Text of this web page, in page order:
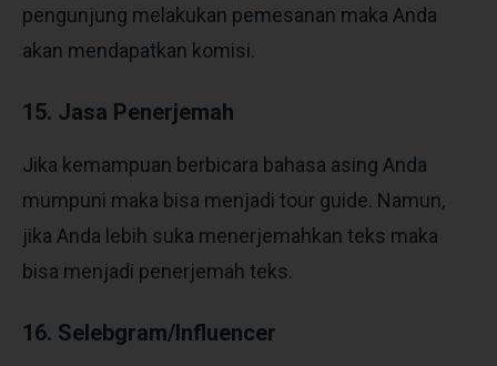
pengunjung melakukan pemesanan maka Anda
akan mendapatkan komisi.
15. Jasa Penerjemah
Jika kemampuan berbicara bahasa asing Anda
mumpuni maka bisa menjadi tour guide. Namun,
jika Anda lebih suka menerjemahkan teks maka
bisa menjadi penerjemah teks.
16. Selebgram/Influencer